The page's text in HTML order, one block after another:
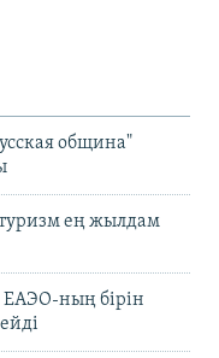
община"
ең жылдам
ның бірін